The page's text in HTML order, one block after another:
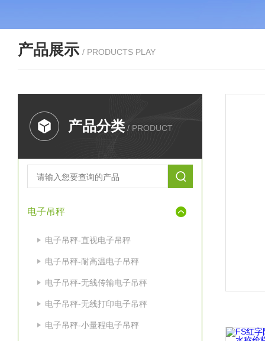
产品展示 / PRODUCTS PLAY
产品分类 / PRODUCT
电子吊秤
电子吊秤-直视电子吊秤
电子吊秤-耐高温电子吊秤
电子吊秤-无线传输电子吊秤
电子吊秤-无线打印电子吊秤
电子吊秤-小量程电子吊秤